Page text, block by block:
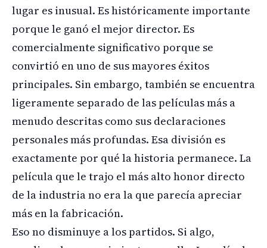
lugar es inusual. Es históricamente importante
porque le ganó el mejor director. Es
comercialmente significativo porque se
convirtió en uno de sus mayores éxitos
principales. Sin embargo, también se encuentra
ligeramente separado de las películas más a
menudo descritas como sus declaraciones
personales más profundas. Esa división es
exactamente por qué la historia permanece. La
película que le trajo el más alto honor directo
de la industria no era la que parecía apreciar
más en la fabricación.
Eso no disminuye a los partidos. Si algo,